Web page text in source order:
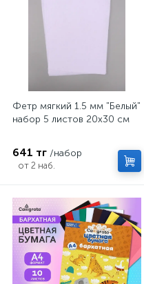
Фетр мягкий 1.5 мм "Белый"
набор 5 листов 20х30 см
641 тг /набор
от 2 наб.